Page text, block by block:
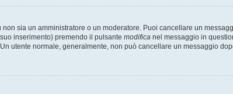
sia un amministratore o un moderatore. Puoi cancellare un
inserimento) premendo il pulsante modifica nel messaggio in
utente normale, generalmente, non può cancellare un messaggio